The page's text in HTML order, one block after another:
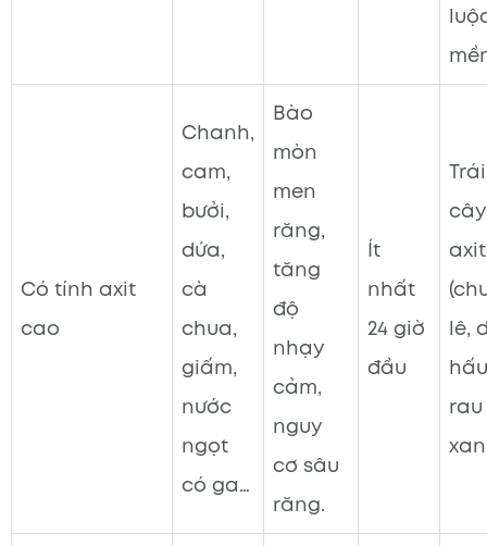
Có tính axit
cao
Chanh,
cam,
bưởi,
dứa,
cà
chua,
giấm,
nước
ngọt
có ga…
Bào
mòn
men
răng,
tăng
độ
nhạy
cảm,
nguy
cơ sâu
răng.
Ít
nhất
24 giờ
đầu
Trái
axit
lê,
rau